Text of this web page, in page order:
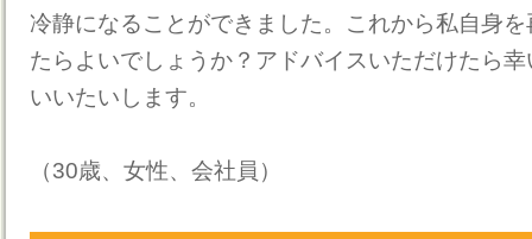
冷静になることができました。これから私自身
たらよいでしょうか？アドバイスいただけたら
いいたいします。
（30歳、女性、会社員）